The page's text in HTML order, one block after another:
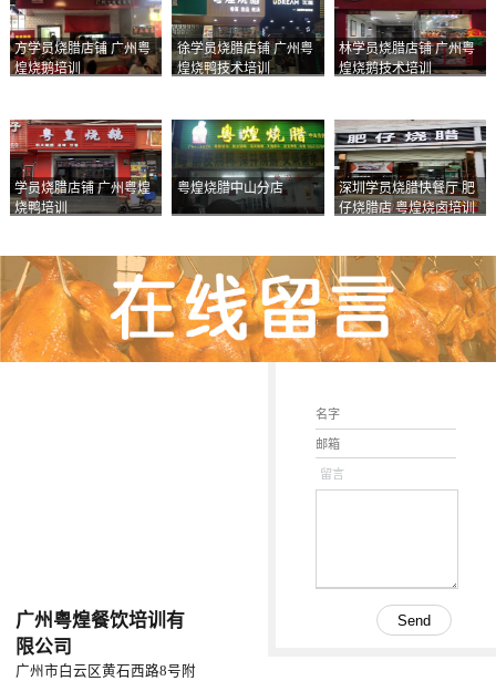
方学员烧腊店铺 广州粤
煌烧鹅培训
徐学员烧腊店铺 广州粤
煌烧鸭技术培训
林学员烧腊店铺 广州粤
煌烧鹅技术培训
学员烧腊店铺 广州粤煌
烧鸭培训
粤煌烧腊中山分店
深圳学员烧腊快餐厅 肥
仔烧腊店 粤煌烧卤培训
广州粤煌餐饮培训有
限公司
广州市白云区黄石西路8号附
留言